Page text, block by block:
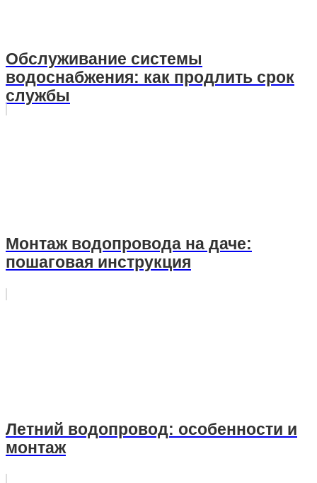
Обслуживание системы
водоснабжения: как продлить срок
службы
Монтаж водопровода на даче:
пошаговая инструкция
Летний водопровод: особенности и
монтаж